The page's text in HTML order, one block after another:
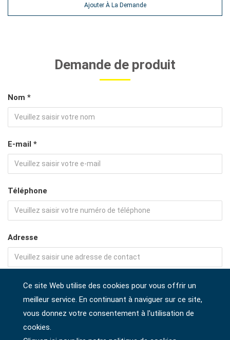
Ajouter À La Demande
Demande de produit
Nom *
E-mail *
Téléphone
Adresse
Société
Pays *
Ce site Web utilise des cookies pour vous offrir un
meilleur service. En continuant à naviguer sur ce site,
vous donnez votre consentement à l'utilisation de
cookies.